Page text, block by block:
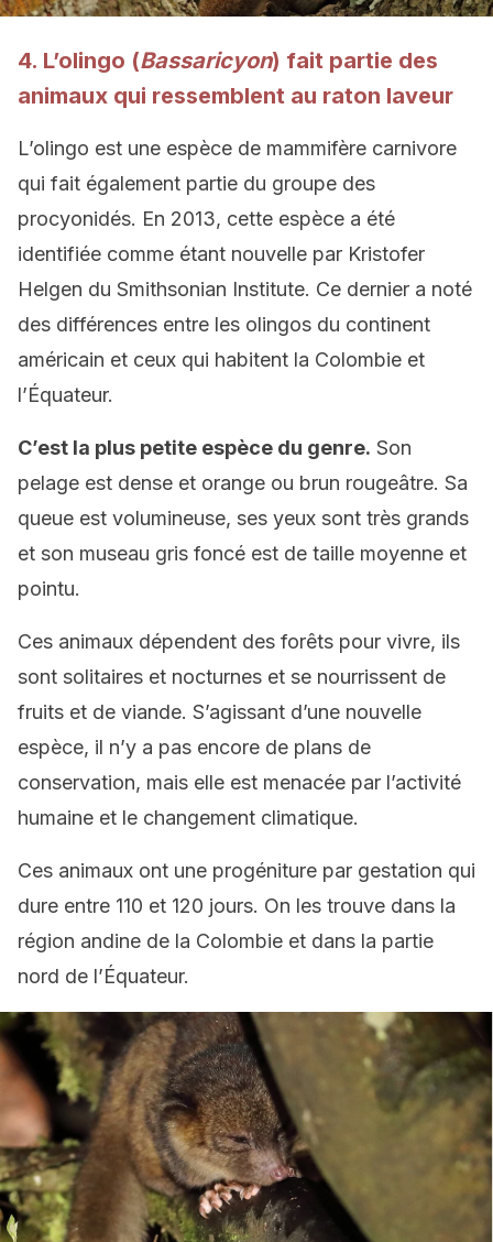
4. L’olingo (Bassaricyon) fait partie des
animaux qui ressemblent au raton laveur
L’olingo est une espèce de mammifère carnivore
qui fait également partie du groupe des
procyonidés. En 2013, cette espèce a été
identifiée comme étant nouvelle par Kristofer
Helgen du Smithsonian Institute. Ce dernier a noté
des différences entre les olingos du continent
américain et ceux qui habitent la Colombie et
l’Équateur.
C’est la plus petite espèce du genre. Son
pelage est dense et orange ou brun rougeâtre. Sa
queue est volumineuse, ses yeux sont très grands
et son museau gris foncé est de taille moyenne et
pointu.
Ces animaux dépendent des forêts pour vivre, ils
sont solitaires et nocturnes et se nourrissent de
fruits et de viande. S’agissant d’une nouvelle
espèce, il n’y a pas encore de plans de
conservation, mais elle est menacée par l’activité
humaine et le changement climatique.
Ces animaux ont une progéniture par gestation qui
dure entre 110 et 120 jours. On les trouve dans la
région andine de la Colombie et dans la partie
nord de l’Équateur.